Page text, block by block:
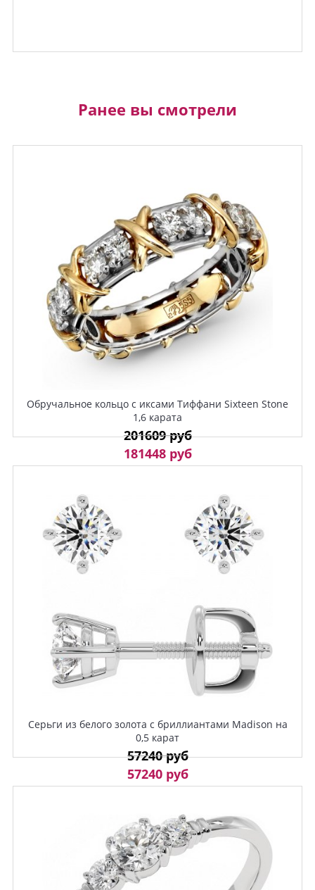
Ранее вы смотрели
Обручальное кольцо с иксами Тиффани Sixteen Stone
1,6 карата
201609 руб
181448 руб
Серьги из белого золота с бриллиантами Madison на
0,5 карат
57240 руб
57240 руб